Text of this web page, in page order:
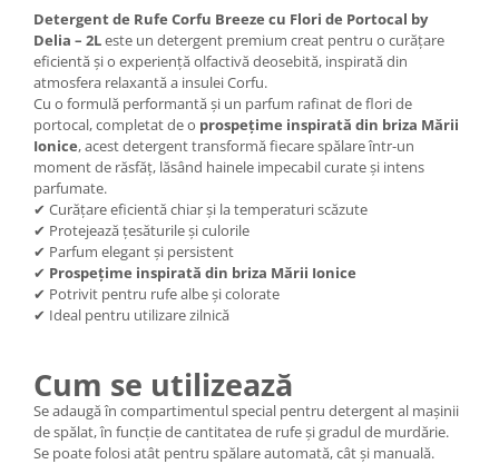
Detergent de Rufe Corfu Breeze cu Flori de Portocal by
Delia – 2Leste un detergent premium creat pentru o curățare
eficientă și o experiență olfactivă deosebită, inspirată din
atmosfera relaxantă a insulei Corfu.
Cu o formulă performantă și un parfum rafinat de flori de
portocal, completat de o prospețime inspirată din briza Mării
Ionice, acest detergent transformă fiecare spălare într-un
moment de răsfăț, lăsând hainele impecabil curate și intens
parfumate.
✔ Curățare eficientă chiar și la temperaturi scăzute
✔ Protejează țesăturile și culorile
✔ Parfum elegant și persistent
✔ Prospețime inspirată din briza Mării Ionice
✔ Potrivit pentru rufe albe și colorate
✔ Ideal pentru utilizare zilnică
Cum se utilizează
Se adaugă în compartimentul special pentru detergent al mașinii
de spălat, în funcție de cantitatea de rufe și gradul de murdărie.
Se poate folosi atât pentru spălare automată, cât și manuală.